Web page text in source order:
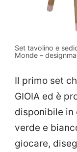
Set tavolino e
Monde –
Il primo set
GIOIA ed è
disponibile in
verde e
giocare,